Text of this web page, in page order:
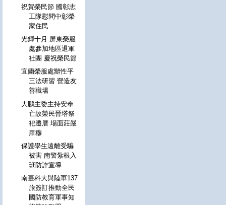
祝賀榮民節 國彰志
工隊慰問中彰榮
家住民
光輝十月 屏東榮服
處參加地區退軍
社團 慶祝榮民節
宜蘭榮服處辦性平
三法研習 營造友
善職場
大鵬主委主持安奉
亡故榮民晉塔祭
祀遷厝 場面莊嚴
肅穆
保護學生遠離受騙
被害 南警紮根入
班防詐宣導
南臺科大與陸軍137
旅簽訂推動全民
國防教育軍事知